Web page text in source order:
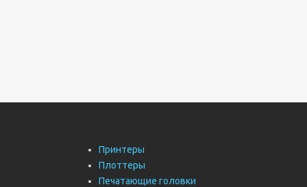
Принтеры
Плоттеры
Печатающие головки